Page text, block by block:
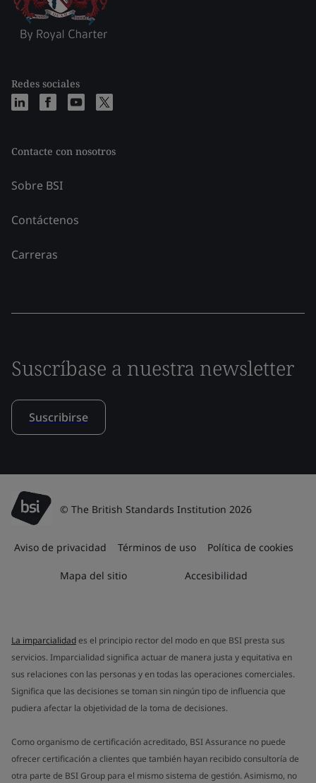
Redes sociales
Contacte con nosotros
Sobre BSI
Contáctenos
Carreras
Suscríbase a nuestra newsletter
Suscribirse
© The British Standards Institution 2026
Aviso de privacidad Términos de uso Política de cookies
Mapa del sitio Accesibilidad
La imparcialidades el principio rector del modo en que BSI presta sus
servicios. Imparcialidad significa actuar de manera justa y equitativa en
sus relaciones con las personas y en todas las operaciones comerciales.
Significa que las decisiones se toman sin ningún tipo de influencia que
pudiera afectar la objetividad de la toma de decisiones.
Como organismo de certificación acreditado, BSI Assurance no puede
ofrecer certificación a clientes que también hayan recibido consultoría de
otra parte de BSI Group para el mismo sistema de gestión. Asimismo, no